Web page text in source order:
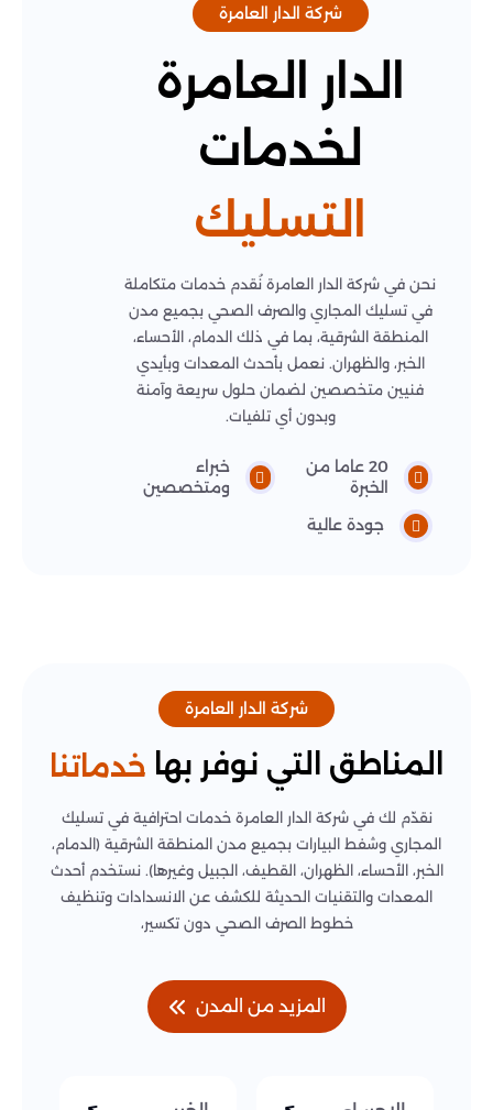
شركة الدار العامرة
الدار العامرة
لخدمات
التسليك
نحن في شركة الدار العامرة نُقدم خدمات متكاملة
في تسليك المجاري والصرف الصحي بجميع مدن
المنطقة الشرقية، بما في ذلك الدمام، الأحساء،
الخبر، والظهران. نعمل بأحدث المعدات وبأيدي
فنيين متخصصين لضمان حلول سريعة وآمنة
وبدون أي تلفيات.
20 عاما من
الخبرة
خبراء
ومتخصصين
جودة عالية
شركة الدار العامرة
المناطق التي نوفر بها خدماتنا
نقدّم لك في شركة الدار العامرة خدمات احترافية في تسليك
المجاري وشفط البيارات بجميع مدن المنطقة الشرقية (الدمام،
الخبر، الأحساء، الظهران، القطيف، الجبيل وغيرها). نستخدم أحدث
المعدات والتقنيات الحديثة للكشف عن الانسدادات وتنظيف
خطوط الصرف الصحي دون تكسير،
المزيد من المدن